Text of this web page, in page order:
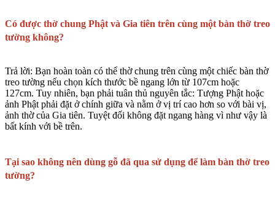
Có được thờ chung Phật và Gia tiên trên cùng một bàn thờ treo
tường không?
Trả lời: Bạn hoàn toàn có thể thờ chung trên cùng một chiếc bàn thờ
treo tường nếu chọn kích thước bề ngang lớn từ 107cm hoặc
127cm. Tuy nhiên, bạn phải tuân thủ nguyên tắc: Tượng Phật hoặc
ảnh Phật phải đặt ở chính giữa và nằm ở vị trí cao hơn so với bài vị,
ảnh thờ của Gia tiên. Tuyệt đối không đặt ngang hàng vì như vậy là
bất kính với bề trên.
Tại sao không nên dùng gỗ đã qua sử dụng để làm bàn thờ treo
tường?